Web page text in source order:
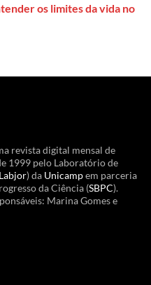
os limites da vida no
revista digital mensal de
1999 pelo Laboratório de
Labjor) da Unicampem parceria
da Ciência (SBPC).
Marina Gomes e